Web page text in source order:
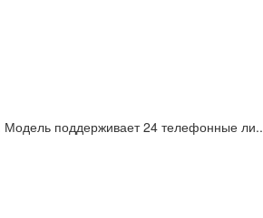
поддерживает 24 телефонные ли..